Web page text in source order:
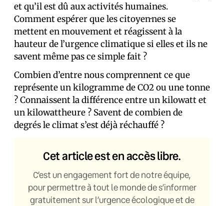
et qu’il est dû aux activités humaines.
Comment espérer que les citoyen·nes se
mettent en mouvement et réagissent à la
hauteur de l’urgence climatique si elles et ils ne
savent même pas ce simple fait ?
Combien d’entre nous comprennent ce que
représente un kilogramme de CO2 ou une tonne
? Connaissent la différence entre un kilowatt et
un kilowattheure ? Savent de combien de
degrés le climat s’est déjà réchauffé ?
Cet article est en accès libre.
C’est un engagement fort de notre équipe,
pour permettre à tout le monde de s’informer
gratuitement sur l’urgence écologique et de